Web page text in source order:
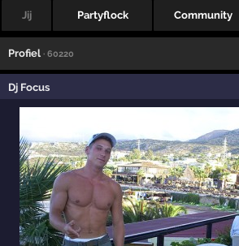
Jij Partyflock Community
Profiel · 60220
Dj Focus